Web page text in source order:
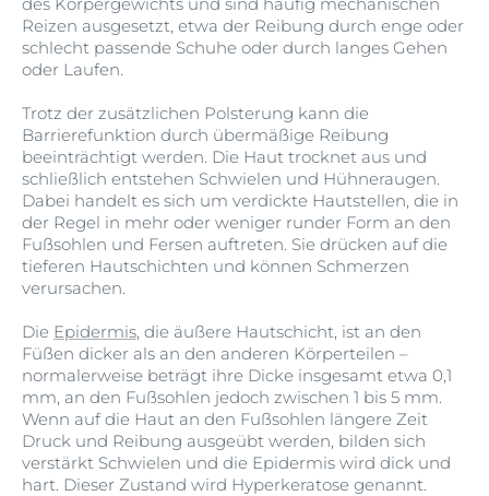
Reizen ausgesetzt, etwa der Reibung durch enge oder
schlecht passende Schuhe oder durch langes Gehen
oder Laufen.
Trotz der zusätzlichen Polsterung kann die
Barrierefunktion durch übermäßige Reibung
beeinträchtigt werden. Die Haut trocknet aus und
schließlich entstehen Schwielen und Hühneraugen.
Dabei handelt es sich um verdickte Hautstellen, die in
der Regel in mehr oder weniger runder Form an den
Fußsohlen und Fersen auftreten. Sie drücken auf die
tieferen Hautschichten und können Schmerzen
verursachen.
Die Epidermis, die äußere Hautschicht, ist an den
Füßen dicker als an den anderen Körperteilen –
normalerweise beträgt ihre Dicke insgesamt etwa 0,1
mm, an den Fußsohlen jedoch zwischen 1 bis 5 mm.
Wenn auf die Haut an den Fußsohlen längere Zeit
Druck und Reibung ausgeübt werden, bilden sich
verstärkt Schwielen und die Epidermis wird dick und
hart. Dieser Zustand wird Hyperkeratose genannt.